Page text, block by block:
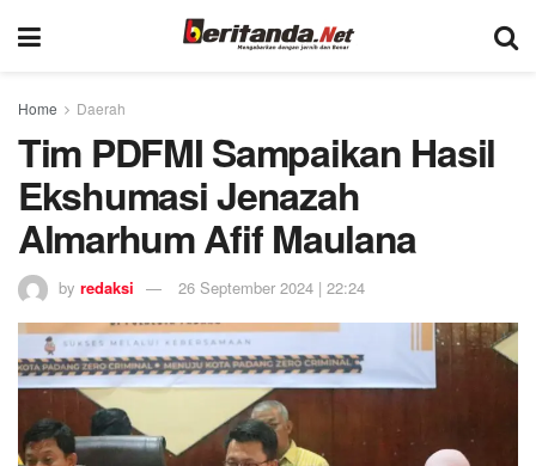
Home Daerah
Tim PDFMI Sampaikan Hasil
Ekshumasi Jenazah
Almarhum Afif Maulana
by redaksi 26 September 2024 | 22:24